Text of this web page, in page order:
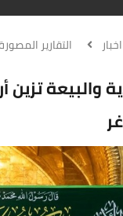
اخبار التقارير
والبيعة